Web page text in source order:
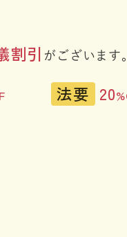
割引 がございます
法要 20